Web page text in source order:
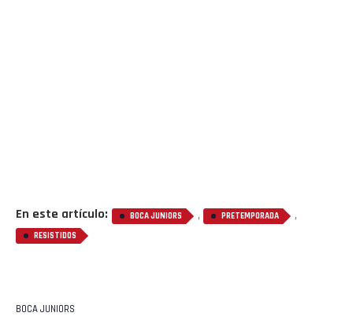
En este artículo: BOCA JUNIORS , PRETEMPORADA ,
RESISTIDOS
BOCA JUNIORS